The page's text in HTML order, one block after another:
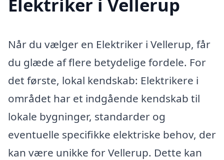
Når du vælger en Elektriker i Vellerup, får
du glæde af flere betydelige fordele. For
det første, lokal kendskab: Elektrikere i
området har et indgående kendskab til
lokale bygninger, standarder og
eventuelle specifikke elektriske behov, der
kan være unikke for Vellerup. Dette kan